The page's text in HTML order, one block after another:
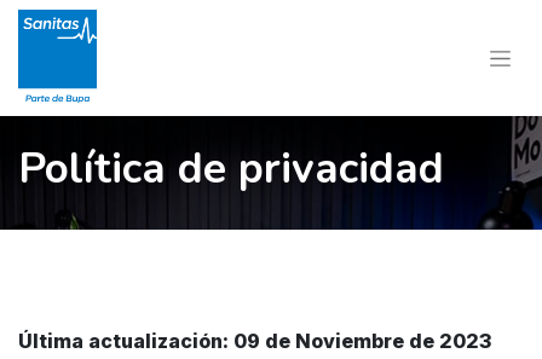
Política de privacidad
Última actualización: 09 de Noviembre de 2023